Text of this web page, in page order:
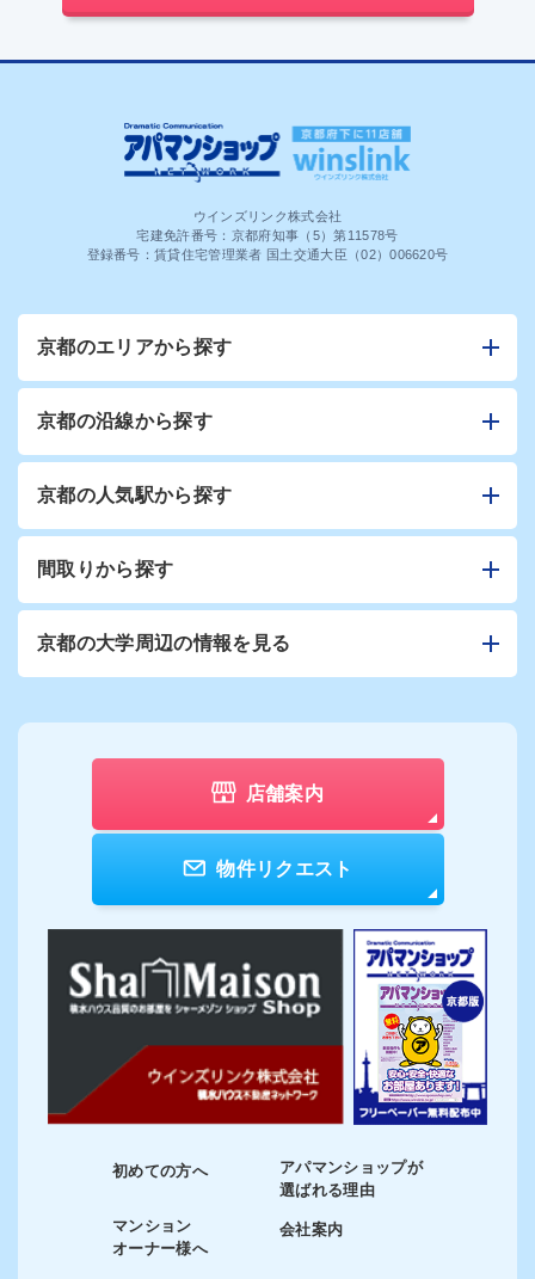
ウインズリンク株式会社
宅建免許番号：京都府知事（5）第11578号
登録番号：賃貸住宅管理業者 国土交通大臣（02）006620号
京都のエリアから探す
京都の沿線から探す
京都の人気駅から探す
間取りから探す
京都の大学周辺の情報を見る
店舗案内
物件リクエスト
初めての方へ
マンション
オーナー様へ
アパマンショップが
選ばれる理由
会社案内